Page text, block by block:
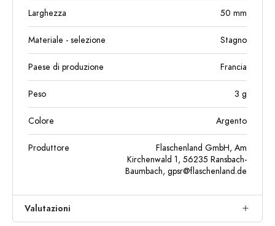
Larghezza 50 mm
Materiale - selezione Stagno
Paese di produzione Francia
Peso 3 g
Colore Argento
Produttore
Flaschenland GmbH, Am
Kirchenwald 1, 56235 Ransbach-
Baumbach, gpsr@flaschenland.de
Valutazioni